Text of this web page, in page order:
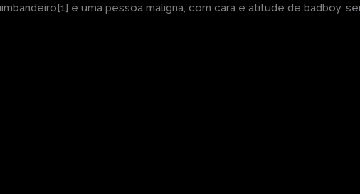
é uma pessoa maligna, com cara e atitude de badboy,